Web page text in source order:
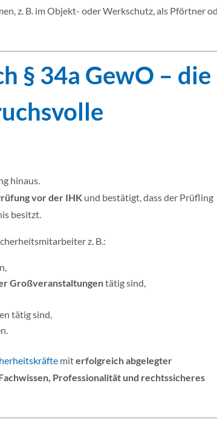
z. B. im Objekt- oder Werkschutz, als Pförtner
§ 34a GewO – die
hinaus.
vor der IHK und bestätigt, dass der Prüfling
besitzt.
z. B.:
Großveranstaltungentätig sind,
tätig sind,
miterfolgreich abgelegter
Professionalität und rechtssicheres